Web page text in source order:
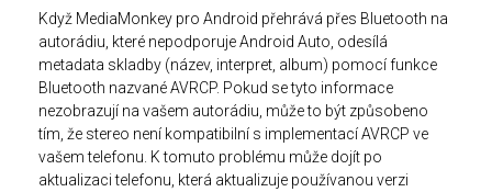
Když MediaMonkey pro Android přehrává přes Bluetooth na
autorádiu, které nepodporuje Android Auto, odesílá
metadata skladby (název, interpret, album) pomocí funkce
Bluetooth nazvané AVRCP. Pokud se tyto informace
nezobrazují na vašem autorádiu, může to být způsobeno
tím, že stereo není kompatibilní s implementací AVRCP ve
vašem telefonu. K tomuto problému může dojít po
aktualizaci telefonu, která aktualizuje používanou verzi